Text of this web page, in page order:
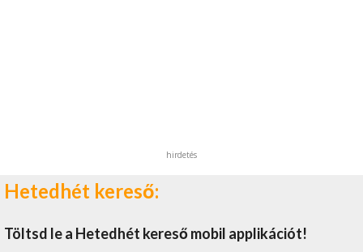
hirdetés
Hetedhét kereső:
Töltsd le a Hetedhét kereső mobil applikációt!